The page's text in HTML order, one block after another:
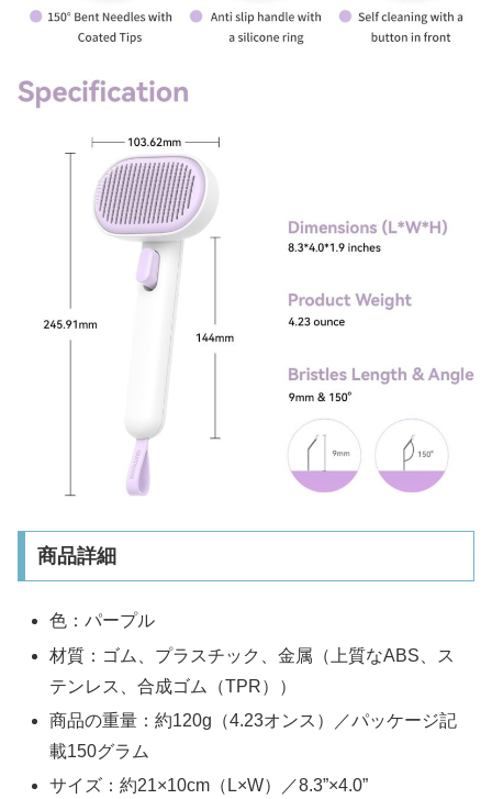
商品詳細
色：パープル
材質：ゴム、プラスチック、金属（上質なABS、ス
テンレス、合成ゴム（TPR））
商品の重量：約120g（4.23オンス）／パッケージ記
載150グラム
サイズ：約21×10cm（L×W）／8.3”×4.0”